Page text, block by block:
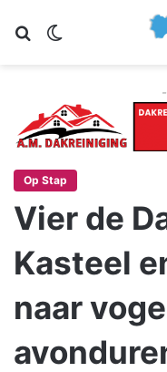
Zoeken
Op Stap
Vier de
Kasteel
naar